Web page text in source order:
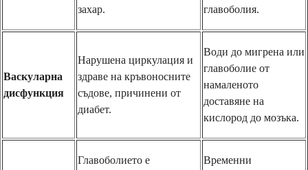
захар.
главоболия.
Васкуларна
дисфункция
Нарушена циркулация и
здраве на кръвоносните
съдове, причинени от
диабет.
Води до мигрена или
главоболие от
намаленото
доставяне на
кислород до мозъка.
Главоболието е
Временни